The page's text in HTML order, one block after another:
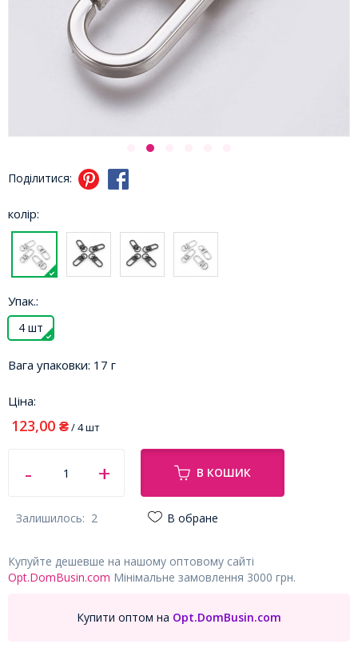
Поділитися:
колір:
Упак.:
4 шт
Вага упаковки: 17 г
Ціна:
123,00 ₴/ 4 шт
В КОШИК
Залишилось: 2 В обране
Купуйте дешевше на нашому оптовому сайті
Opt.DomBusin.com Мінімальне замовлення 3000 грн.
Купити оптом на Opt.DomBusin.com